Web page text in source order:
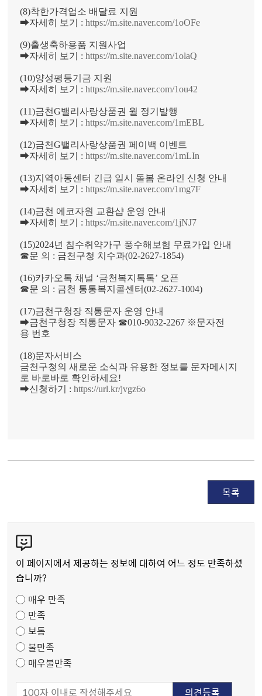
(8)착한가격업소 배달료 지원
➡자세히 보기 :https://m.site.naver.com/1oOFe
(9)출생축하용품 지원사업
➡자세히 보기 :https://m.site.naver.com/1olaQ
(10)양성평등기금 지원
➡자세히 보기 :https://m.site.naver.com/1ou42
(11)금천G밸리사랑상품권 월 정기발행
➡자세히 보기 :https://m.site.naver.com/1mEBL
(12)금천G밸리사랑상품권 페이백 이벤트
➡자세히 보기 :https://m.site.naver.com/1mLIn
(13)지역아동센터 긴급 일시 돌봄 온라인 신청 안내
➡자세히 보기 :https://m.site.naver.com/1mg7F
(14)금천 에코자원 교환샵 운영 안내
➡자세히 보기 :https://m.site.naver.com/1jNJ7
(15)2024년 침수취약가구 풍수해보험 무료가입 안내
☎문 의 : 금천구청 치수과(02-2627-1854)
(16)카카오톡 채널 ‘금천복지톡톡’ 오픈
☎문 의 : 금천 통통복지콜센터(02-2627-1004)
(17)금천구청장 직통문자 운영 안내
➡금천구청장 직통문자 ☎010-9032-2267 ※문자전
용 번호
(18)문자서비스
금천구청의 새로운 소식과 유용한 정보를 문자메시지
로 바로바로 확인하세요!
➡신청하기 :https://url.kr/jvgz6o
목록
텐
츠
만
도
조
사
이 페이지에서 제공하는 정보에 대하여 어느 정도 만족하셨
습니까?
매우 만족
만족
보통
불만족
매우불만족